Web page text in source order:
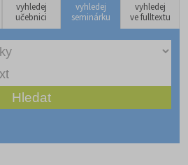
vyhledej
učebnici
vyhledej
seminárku
vyhledej
ve fulltextu